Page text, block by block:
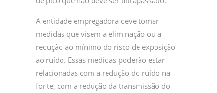
A entidade empregadora deve tomar
medidas que visem a eliminação ou a
redução ao mínimo do risco de exposição
ao ruído. Essas medidas poderão estar
relacionadas com a redução do ruído na
fonte, com a redução da transmissão do